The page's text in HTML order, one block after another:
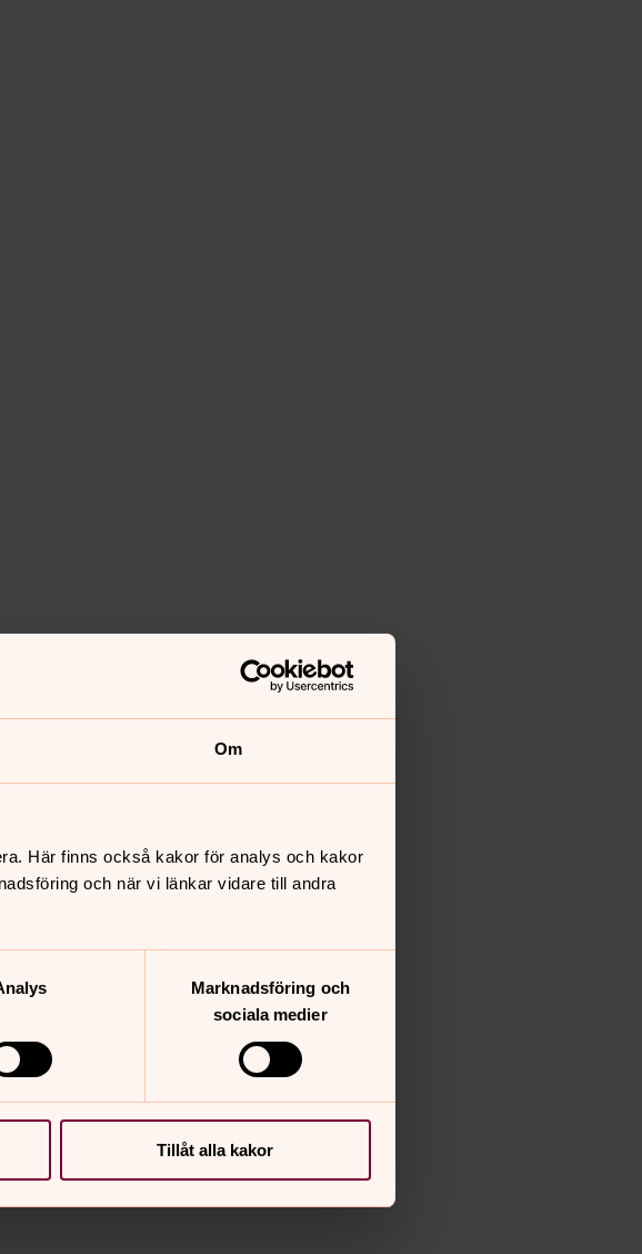
Om
Här finns också kakor för analys och kakor
och när vi länkar vidare till andra
Marknadsföring och
sociala medier
Tillåt alla kakor